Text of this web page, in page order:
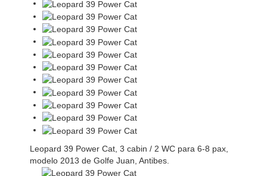
Leopard 39 Power Cat, 3 cabin / 2 WC para 6-8 pax,
modelo 2013 de Golfe Juan, Antibes.